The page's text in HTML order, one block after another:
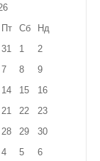
Пт Сб
Нд
31 1
2
7 8
9
14 15
16
21 22
23
28 29
30
4 5 6